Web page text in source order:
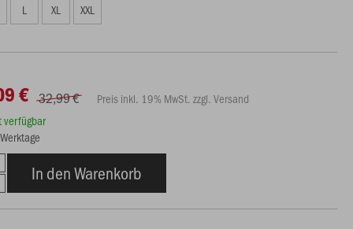
L XL XXL
€ 32,99 €
Preis inkl. 19% MwSt. zzgl. Versand
verfügbar
In den Warenkorb